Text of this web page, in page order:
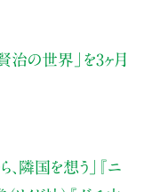
治の世界」を3ヶ月
、隣国を想う」
『ニ